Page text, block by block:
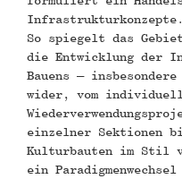
Infrastrukturkonzepte.
So spiegelt das
die Entwicklung der
Bauens – insbesondere
wider, vom
einzelner Sektionen
Kulturbauten im Stil
ein